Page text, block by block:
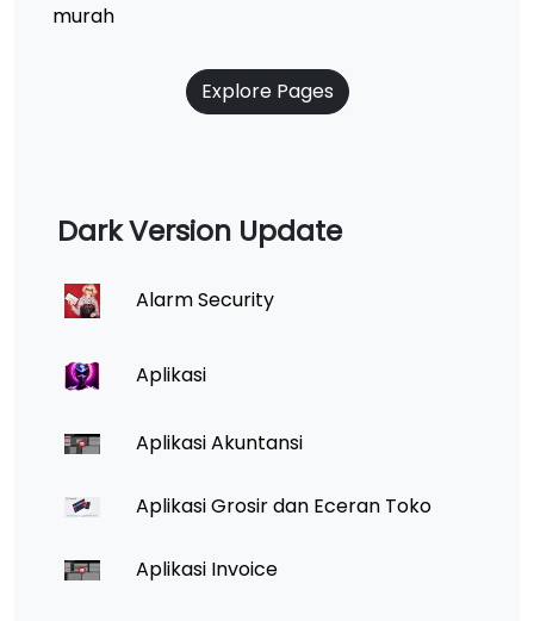
murah
Explore Pages
Dark Version Update
Alarm Security
Aplikasi
Aplikasi Akuntansi
Aplikasi Grosir dan Eceran Toko
Aplikasi Invoice